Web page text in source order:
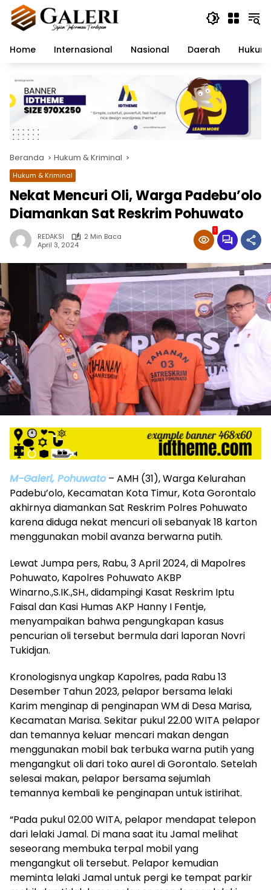
Langsung
konten
Home
Internasional Nasional Daerah
Beranda Hukum & Kriminal
Hukum & Kriminal
Nekat Mencuri Oli, Warga Padebu’olo
Diamankan Sat Reskrim Pohuwato
REDAKSI
2 Min Baca
April 3, 2024
1
M-Galeri, Pohuwato– AMH (31), Warga Kelurahan
Padebu’olo, Kecamatan Kota Timur, Kota Gorontalo
akhirnya diamankan Sat Reskrim Polres Pohuwato
karena diduga nekat mencuri oli sebanyak 18 karton
menggunakan mobil avanza berwarna putih.
Lewat Jumpa pers, Rabu, 3 April 2024, di Mapolres
Pohuwato, Kapolres Pohuwato AKBP
Winarno.,S.IK.,SH., didampingi Kasat Reskrim Iptu
Faisal dan Kasi Humas AKP Hanny I Fentje,
menyampaikan bahwa pengungkapan kasus
pencurian oli tersebut bermula dari laporan Novri
Tukidjan.
Kronologisnya ungkap Kapolres, pada Rabu 13
Desember Tahun 2023, pelapor bersama lelaki
Karim menginap di penginapan WM di Desa Marisa,
Kecamatan Marisa. Sekitar pukul 22.00 WITA pelapor
dan temannya keluar mencari makan dengan
menggunakan mobil bak terbuka warna putih yang
mengangkut oli dari toko aurel di Gorontalo. Setelah
selesai makan, pelapor bersama sejumlah
temannya kembali ke penginapan untuk istirihat.
“Pada pukul 02.00 WITA, pelapor mendapat telepon
dari lelaki Jamal. Di mana saat itu Jamal melihat
seseorang membuka terpal mobil yang
mengangkut oli tersebut. Pelapor kemudian
meminta lelaki Jamal untuk pergi ke tempat parkir